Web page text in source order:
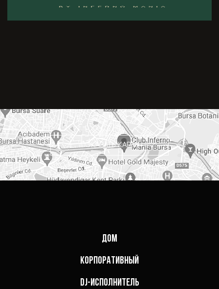
ПОКАЗАТЬ КАРТУ
ДОМ
КОРПОРАТИВНЫЙ
DJ-ИСПОЛНИТЕЛЬ